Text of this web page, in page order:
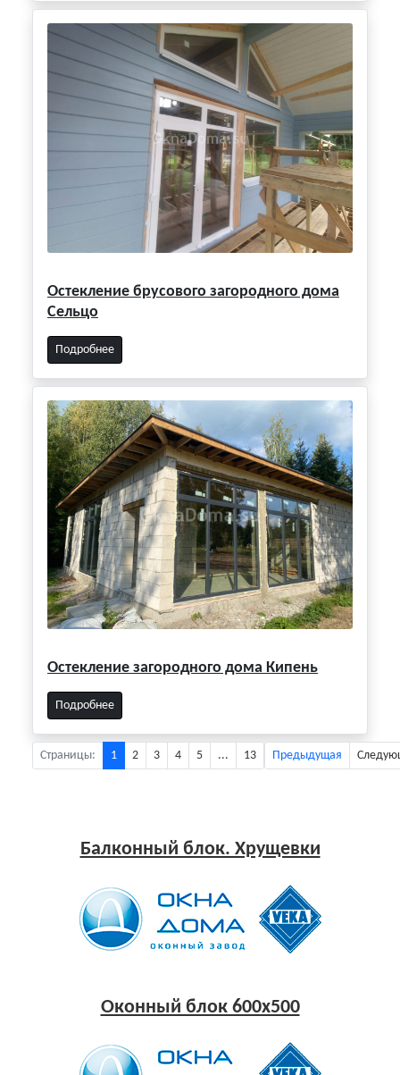
Остекление брусового загородного дома
Сельцо
Подробнее
Остекление загородного дома Кипень
Подробнее
Страницы: 1 2 3 4 5 ... 13 Предыдущая
Балконный блок. Хрущевки
Оконный блок 600x500